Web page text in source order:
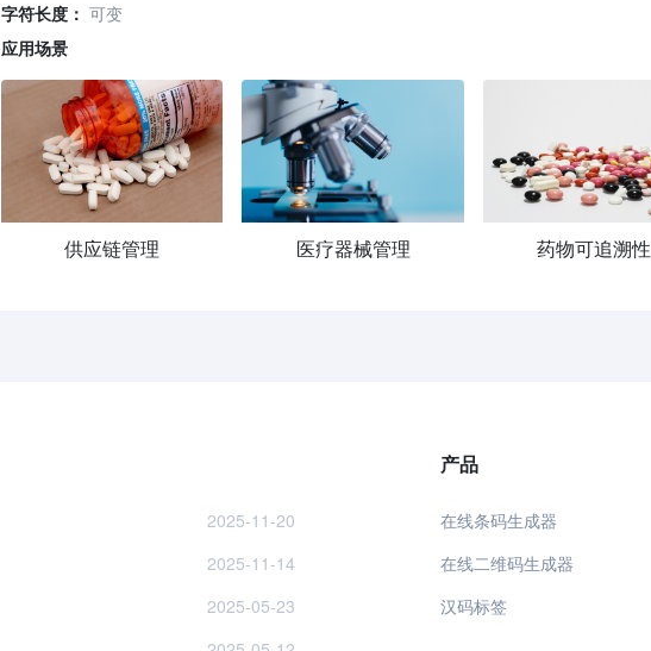
字符长度： 可变
应用场景
供应链管理 医疗器械管理 药物可追溯性
2025-11-20
2025-11-14
2025-05-23
产品
在线条码生成器
在线二维码生成器
汉码标签